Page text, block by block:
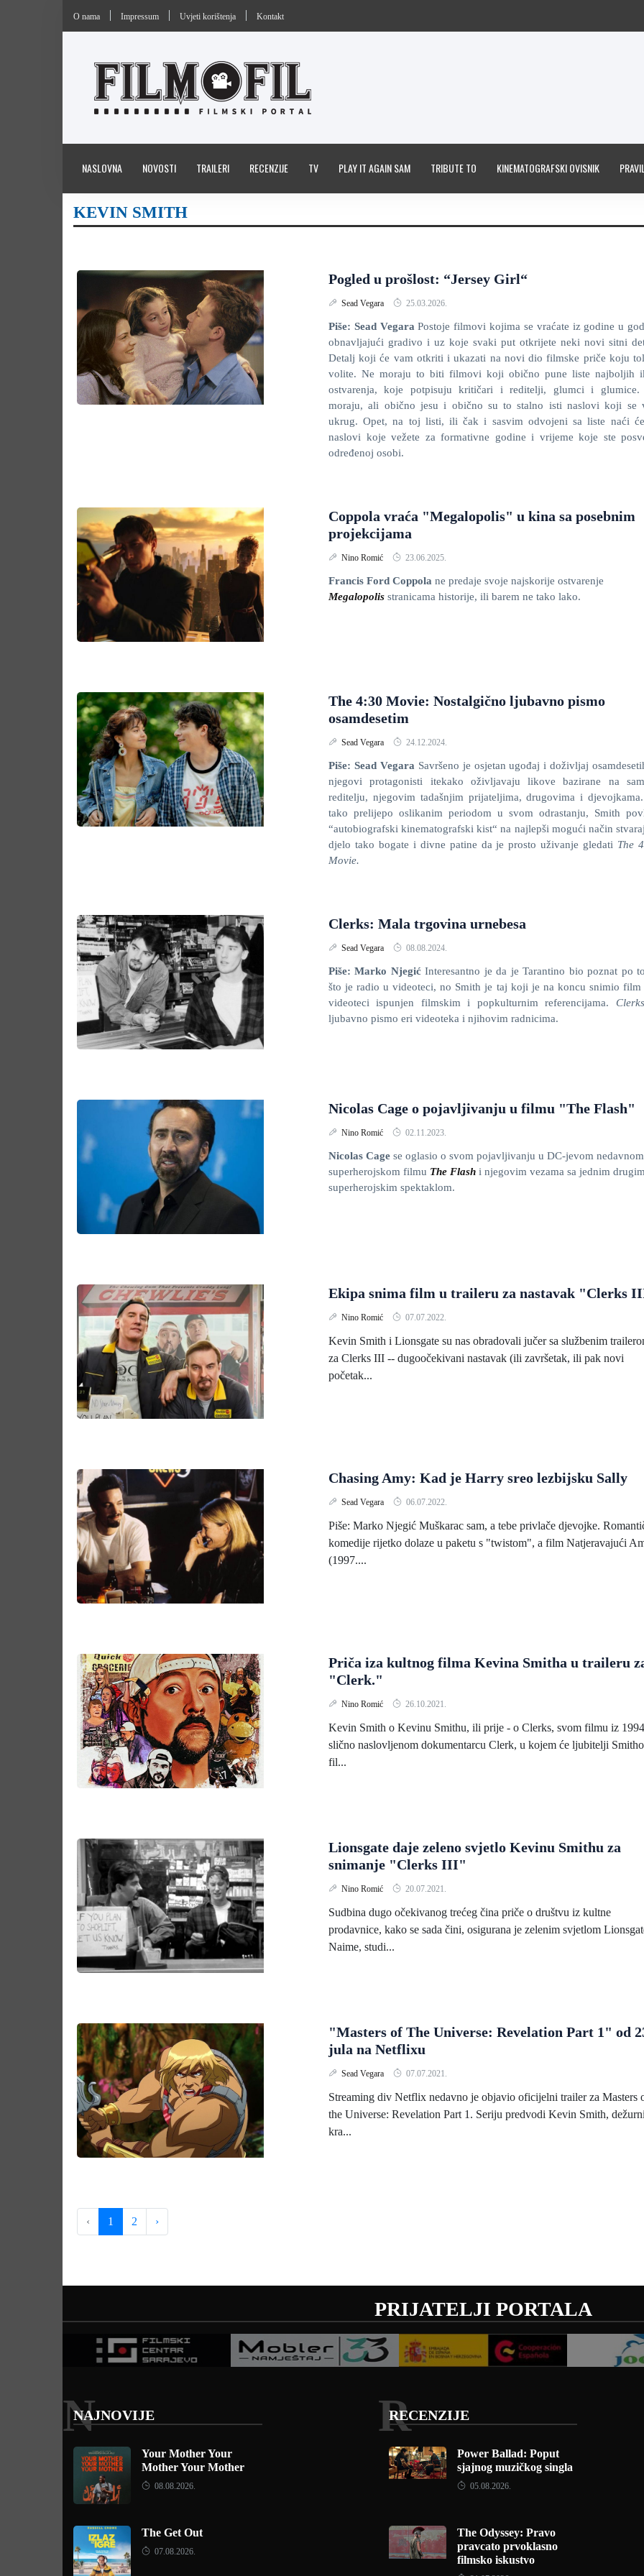
O nama Impressum Uvjeti korištenja Kontakt
NASLOVNA NOVOSTI TRAILERI RECENZIJE TV PLAY IT AGAIN SAM TRIBUTE TO KINEMATOGRAFSKI OVISNIK
KEVIN SMITH
Pogled u prošlost: “Jersey Girl“
Sead Vegara 25.03.2026.
Piše: Sead Vegara Postoje filmovi kojima se vraćate iz godine u
obnavljajući gradivo i uz koje svaki put otkrijete neki novi sitni
Detalj koji će vam otkriti i ukazati na novi dio filmske priče koju
volite. Ne moraju to biti filmovi koji obično pune liste najboljih
ostvarenja, koje potpisuju kritičari i reditelji, glumci i glumice.
moraju, ali obično jesu i obično su to stalno isti naslovi koji se
ukrug. Opet, na toj listi, ili čak i sasvim odvojeni sa liste naći
naslovi koje vežete za formativne godine i vrijeme koje ste
određenoj osobi.
Coppola vraća "Megalopolis" u kina sa posebnim
projekcijama
Nino Romić 23.06.2025.
Francis Ford Coppola ne predaje svoje najskorije ostvarenje
Megalopolis stranicama historije, ili barem ne tako lako.
The 4:30 Movie: Nostalgično ljubavno pismo
osamdesetim
Sead Vegara 24.12.2024.
Piše: Sead Vegara Savršeno je osjetan ugođaj i doživljaj
njegovi protagonisti itekako oživljavaju likove bazirane na
reditelju, njegovim tadašnjim prijateljima, drugovima i
tako prelijepo oslikanim periodom u svom odrastanju, Smith
“autobiografski kinematografski kist“ na najlepši mogući način
djelo tako bogate i divne patine da je prosto uživanje gledati The
Movie.
Clerks: Mala trgovina urnebesa
Sead Vegara 08.08.2024.
Piše: Marko Njegić Interesantno je da je Tarantino bio poznat po
što je radio u videoteci, no Smith je taj koji je na koncu snimio film
videoteci ispunjen filmskim i popkulturnim referencijama. Clerks
ljubavno pismo eri videoteka i njihovim radnicima.
Nicolas Cage o pojavljivanju u filmu "The Flash"
Nino Romić 02.11.2023.
Nicolas Cage se oglasio o svom pojavljivanju u DC-jevom nedavnom
superherojskom filmu The Flash i njegovim vezama sa jednim drugim
superherojskim spektaklom.
Ekipa snima film u traileru za nastavak "Clerks
Nino Romić 07.07.2022.
Kevin Smith i Lionsgate su nas obradovali jučer sa službenim
za Clerks III -- dugoočekivani nastavak (ili završetak, ili pak novi
početak...
Chasing Amy: Kad je Harry sreo lezbijsku Sally
Sead Vegara 06.07.2022.
Piše: Marko Njegić Muškarac sam, a tebe privlače djevojke.
komedije rijetko dolaze u paketu s "twistom", a film Natjeravajući
(1997....
Priča iza kultnog filma Kevina Smitha u traileru
"Clerk."
Nino Romić 26.10.2021.
Kevin Smith o Kevinu Smithu, ili prije - o Clerks, svom filmu iz
slično naslovljenom dokumentarcu Clerk, u kojem će ljubitelji
fil...
Lionsgate daje zeleno svjetlo Kevinu Smithu za
snimanje "Clerks III"
Nino Romić 20.07.2021.
Sudbina dugo očekivanog trećeg čina priče o društvu iz kultne
prodavnice, kako se sada čini, osigurana je zelenim svjetlom
Naime, studi...
"Masters of The Universe: Revelation Part 1" od
jula na Netflixu
Sead Vegara 07.07.2021.
Streaming div Netflix nedavno je objavio oficijelni trailer za Masters
the Universe: Revelation Part 1. Seriju predvodi Kevin Smith, dežurni
kra...
‹ 1 2 ›
PRIJATELJI PORTALA
NAJNOVIJE
N
Your Mother Your
Mother Your Mother
08.08.2026.
The Get Out
07.08.2026.
RECENZIJE
R
Power Ballad: Poput
sjajnog muzičkog singla
05.08.2026.
The Odyssey: Pravo
pravcato prvoklasno
filmsko iskustvo